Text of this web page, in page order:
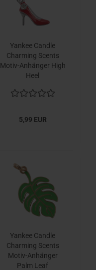
Yankee Candle
Charming Scents
Motiv-Anhänger High
Heel
5,99 EUR
Yankee Candle
Charming Scents
Motiv-Anhänger
Palm Leaf